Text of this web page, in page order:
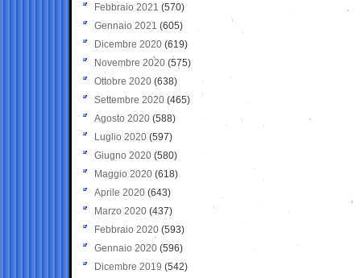
Febbraio 2021 (570)
Gennaio 2021 (605)
Dicembre 2020 (619)
Novembre 2020 (575)
Ottobre 2020 (638)
Settembre 2020(465)
Agosto 2020 (588)
Luglio 2020 (597)
Giugno 2020 (580)
Maggio 2020 (618)
Aprile 2020 (643)
Marzo 2020 (437)
Febbraio 2020 (593)
Gennaio 2020 (596)
Dicembre 2019 (542)